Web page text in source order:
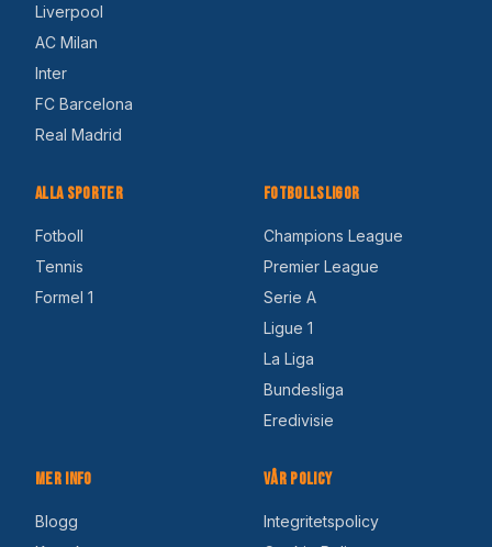
Liverpool
AC Milan
Inter
FC Barcelona
Real Madrid
Alla Sporter
Fotboll
Tennis
Formel 1
Fotbollsligor
Champions League
Premier League
Serie A
Ligue 1
La Liga
Bundesliga
Eredivisie
Mer Info
Blogg
Vår Policy
Integritetspolicy